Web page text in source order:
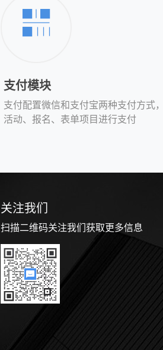
支付模块
支付配置微信和支付宝两种支付方式
活动、报名、表单项目进行支付
关注我们
扫描二维码关注我们获取更多信息